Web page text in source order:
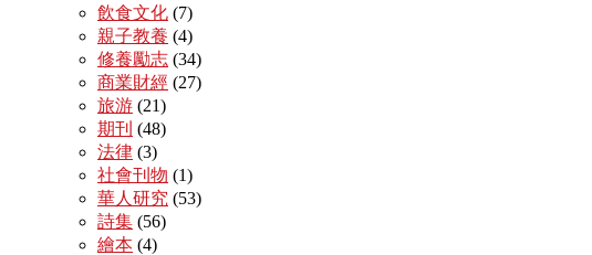
飲食文化 (7)
親子教養 (4)
修養勵志 (34)
商業財經 (27)
旅游 (21)
期刊 (48)
法律 (3)
社會刊物 (1)
華人研究 (53)
詩集 (56)
繪本 (4)